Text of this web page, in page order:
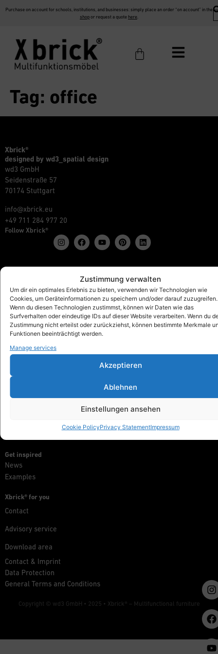
Zustimmung verwalten
Um dir ein optimales Erlebnis zu bieten, verwenden wir Technologien wie
Cookies, um Geräteinformationen zu speichern und/oder darauf zuzugreifen.
Wenn du diesen Technologien zustimmst, können wir Daten wie das
Surfverhalten oder eindeutige IDs auf dieser Website verarbeiten. Wenn du
Zustimmung nicht erteilst oder zurückziehst, können bestimmte Merkmale
Funktionen beeinträchtigt werden.
Manage services
Akzeptieren
Ablehnen
Einstellungen ansehen
Cookie PolicyPrivacy StatementImpressum
Purchase on account for schools, institutions, and businesses: simply place an order “on account” in the
shopor request a quote here
Tag: office
Xbrick®
designed by wd3_spatial design
wd3 GmbH
Seidenstraße 57
70174 Stuttgart
info@xbrick.eu
+49 711 284 977 20
Follow Xbrick®
Show all
Xbrick® The Original
Xbrick® accessories
Xbrick® sets
Schools & Kindergartens
Health & fitness
Get inspired
News
Examples
Xbrick® for you
Contact
Advisory service
Download area
Contact & Imprint
Data Protection
General Terms and Conditions
Copyright © wd3 GmbH • 2025 • Xbrick® – Multifunctional furniture